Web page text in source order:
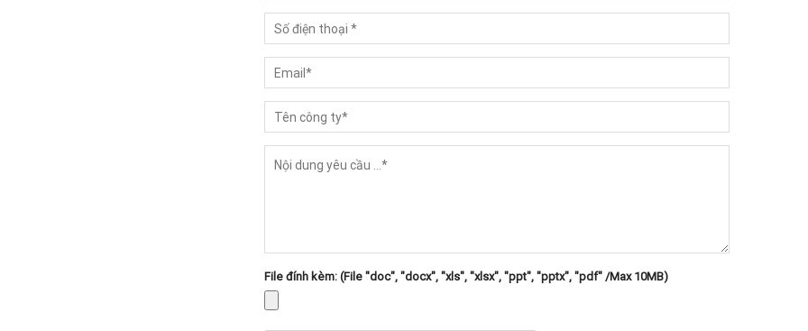
File đính kèm: (File "doc", "docx", "xls", "xlsx", "ppt", "pptx", "pdf" /Max 10MB)